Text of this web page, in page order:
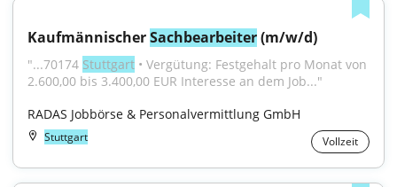
Kaufmännischer Sachbearbeiter (m/w/d)
"...70174 Stuttgart • Vergütung: Festgehalt pro Monat von
2.600,00 bis 3.400,00 EUR Interesse an dem Job..."
RADAS Jobbörse & Personalvermittlung GmbH
Stuttgart Vollzeit